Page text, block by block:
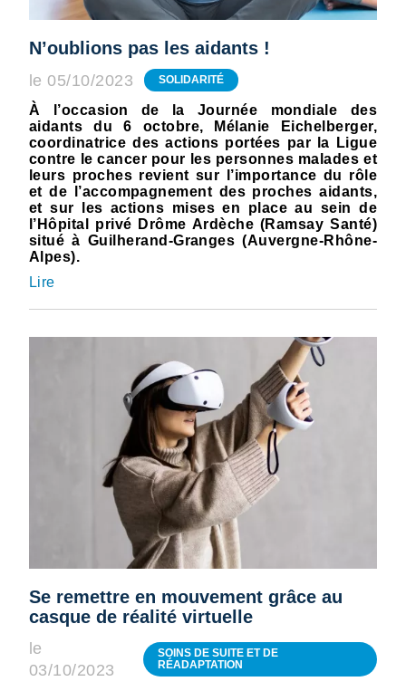
N’oublions pas les aidants !
le 05/10/2023 SOLIDARITÉ
À l’occasion de la Journée mondiale des
aidants du 6 octobre, Mélanie Eichelberger,
coordinatrice des actions portées par la Ligue
contre le cancer pour les personnes malades et
leurs proches revient sur l’importance du rôle
et de l’accompagnement des proches aidants,
et sur les actions mises en place au sein de
l’Hôpital privé Drôme Ardèche (Ramsay Santé)
situé à Guilherand-Granges (Auvergne-Rhône-
Alpes).
Lire
Se remettre en mouvement grâce au
casque de réalité virtuelle
le
03/10/2023
SOINS DE SUITE ET DE
RÉADAPTATION